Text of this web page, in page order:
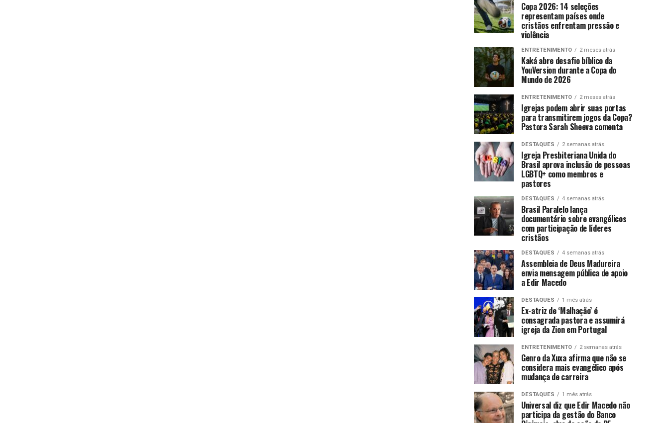
Copa 2026: 14 seleções
representam países onde
cristãos enfrentam pressão e
violência
ENTRETENIMENTO 2 meses atrás
Kaká abre desafio bíblico da
YouVersion durante a Copa do
Mundo de 2026
ENTRETENIMENTO 2 meses atrás
Igrejas podem abrir suas portas
para transmitirem jogos da Copa?
Pastora Sarah Sheeva comenta
DESTAQUES 2 semanas atrás
Igreja Presbiteriana Unida do
Brasil aprova inclusão de pessoas
LGBTQ+ como membros e
pastores
DESTAQUES 4 semanas atrás
Brasil Paralelo lança
documentário sobre evangélicos
com participação de líderes
cristãos
DESTAQUES 4 semanas atrás
Assembleia de Deus Madureira
envia mensagem pública de apoio
a Edir Macedo
DESTAQUES 1 mês atrás
Ex-atriz de ‘Malhação’ é
consagrada pastora e assumirá
igreja da Zion em Portugal
ENTRETENIMENTO 2 semanas atrás
Genro da Xuxa afirma que não se
considera mais evangélico após
mudança de carreira
DESTAQUES 1 mês atrás
Universal diz que Edir Macedo não
participa da gestão do Banco